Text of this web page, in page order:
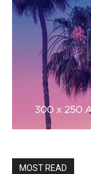
MOST READ